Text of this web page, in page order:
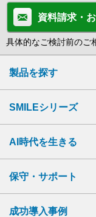
資料請求・
具体的なご検討前のご
製品を探す
SMILEシリーズ
AI時代を生きる
保守・サポート
成功導入事例